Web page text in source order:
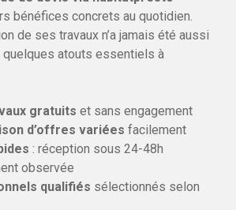
bénéfices concrets au quotidien.
de ses travaux n’a jamais été aussi
atouts essentiels à
gratuits et sans engagement
d’offres variées facilement
: réception sous 24-48h
observée
qualifiés sélectionnés selon